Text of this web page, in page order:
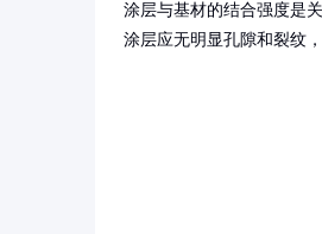
涂层与基材的结合强度是
涂层应无明显孔隙和裂纹